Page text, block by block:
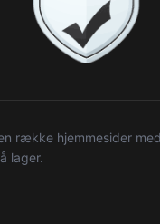
række hjemmesider
lager.